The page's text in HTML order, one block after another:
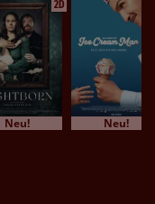
2D
Neu! Neu!